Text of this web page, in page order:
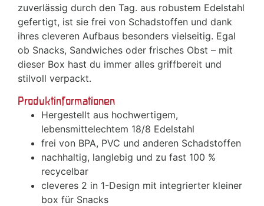
zuverlässig durch den Tag. aus robustem Edelstahl
gefertigt, ist sie frei von Schadstoffen und dank
ihres cleveren Aufbaus besonders vielseitig. Egal
ob Snacks, Sandwiches oder frisches Obst – mit
dieser Box hast du immer alles griffbereit und
stilvoll verpackt.
Produktinformationen
Hergestellt aus hochwertigem,
lebensmittelechtem 18/8 Edelstahl
frei von BPA, PVC und anderen Schadstoffen
nachhaltig, langlebig und zu fast 100 %
recycelbar
cleveres 2 in 1-Design mit integrierter kleiner
box für Snacks